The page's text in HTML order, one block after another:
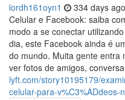
lordh161oyn1 334 days ago
Celular e Facebook: saiba
modo a se conectar
dia, este Facebook ainda é
do mundo. Muita gente entra
ver fotos de amigos,
lyft.com/story10195179/
celular-para-v%C3%ADdeos-